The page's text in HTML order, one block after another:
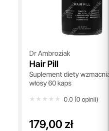
Dr Ambroziak
Hair Pill
Suplement diety
włosy 60 kaps
★★★★★
★★★★★ 0.0 (0 opinii)
179,00 zł